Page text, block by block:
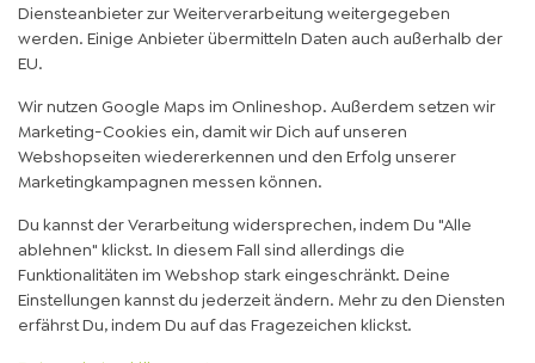
Diensteanbieter zur Weiterverarbeitung weitergegeben
werden. Einige Anbieter übermitteln Daten auch außerhalb der
EU.
Wir nutzen Google Maps im Onlineshop. Außerdem setzen wir
Marketing-Cookies ein, damit wir Dich auf unseren
Webshopseiten wiedererkennen und den Erfolg unserer
Marketingkampagnen messen können.
Du kannst der Verarbeitung widersprechen, indem Du "Alle
ablehnen" klickst. In diesem Fall sind allerdings die
Funktionalitäten im Webshop stark eingeschränkt. Deine
Einstellungen kannst du jederzeit ändern. Mehr zu den Diensten
erfährst Du, indem Du auf das Fragezeichen klickst.
FEHLER BEI DEINER